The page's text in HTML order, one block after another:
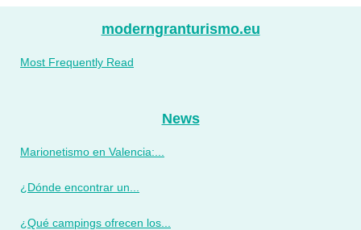
moderngranturismo.eu
Most Frequently Read
News
Marionetismo en Valencia:...
¿Dónde encontrar un...
¿Qué campings ofrecen los...